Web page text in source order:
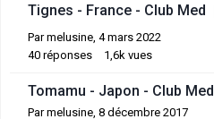
Tignes - France - Club Med
Parmelusine 4 mars 2022
40 réponses 1,6k vues
Tomamu - Japon - Club Med
Parmelusine 8 décembre 2017